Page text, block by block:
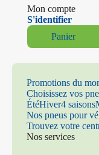
Mon compte
S'identifier
Panier
Promotions du
Choisissez vos
ÉtéHiver4 saisons
Nos pneus pour
Trouvez votre
Nos services